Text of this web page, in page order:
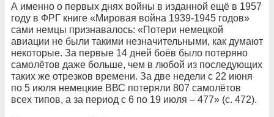
А именно о первых днях войны в изданной ещё в 1957
го­ду в ФРГ книге «Мировая война 1939-1945 годов»
сами немцы признава­лось: «Потери немецкой
авиации не были такими незначи­тельными, как думают
некоторые. За первые 14 дней боёв бы­ло потеряно
самолётов даже больше, чем в любой из последующих
таких же отрезков времени. За две недели с 22 июня
по 5 ию­ля немецкие ВВС потеряли 807 самолётов
всех типов, а за пе­риод с 6 по 19 июля – 477» (с. 472).